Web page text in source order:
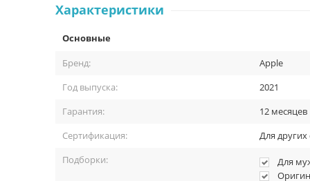
Суперкрасочный и
Два варианта дисплея: 6.1-дюймовый экран Super
Характеристики
Основные
Бренд:
Apple
Год выпуска:
2021
Гарантия:
12 месяцев
Сертификация:
Для других
Подборки:
Для